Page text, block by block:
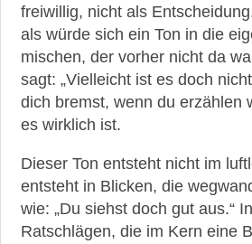
freiwillig, nicht als
als würde sich ein Ton in die
mischen, der vorher nicht da
sagt: „Vielleicht ist es doch
dich bremst, wenn du erzählen
es wirklich ist.
Dieser Ton entsteht nicht im
entsteht in Blicken, die
wie: „Du siehst doch gut aus.“
Ratschlägen, die im Kern eine